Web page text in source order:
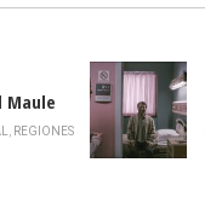
Maule
de la
, REGIONES